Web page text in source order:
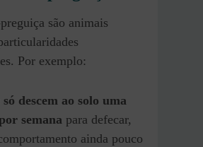
são animais
Por exemplo:
só descem ao solo uma
semana para defecar,
ainda pouco